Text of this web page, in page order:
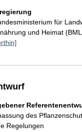
für
und Heimat
des
Regelungen